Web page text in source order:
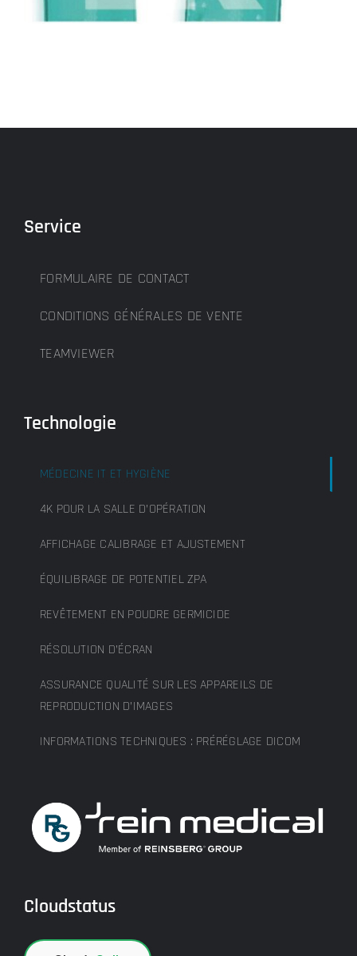
Service
FORMULAIRE DE CONTACT
CONDITIONS GÉNÉRALES DE VENTE
TEAMVIEWER
Technologie
MÉDECINE IT ET HYGIÈNE
4K POUR LA SALLE D’OPÉRATION
AFFICHAGE CALIBRAGE ET AJUSTEMENT
ÉQUILIBRAGE DE POTENTIEL ZPA
REVÊTEMENT EN POUDRE GERMICIDE
RÉSOLUTION D’ÉCRAN
ASSURANCE QUALITÉ SUR LES APPAREILS DE
REPRODUCTION D’IMAGES
INFORMATIONS TECHNIQUES : PRÉRÉGLAGE DICOM
Cloudstatus